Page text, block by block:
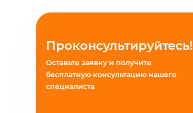
Проконсультируйтесь!
Оставьте заявку и получите
бесплатную консультацию нашего
специалиста